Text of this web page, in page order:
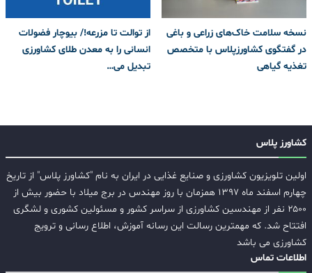
نسخه سلامت خاک‌های زراعی و باغی
در گفتگوی کشاورزپلاس با متخصص
تغذیه گیاهی
از توالت تا مزرعه!/ بیوچار فضولات
انسانی را به معدن طلای کشاورزی
تبدیل می‌…
کشاورز پلاس
اولین تلویزیون کشاورزی و صنایع غذایی در ایران به نام "کشاورز پلاس" از تاریخ
چهارم اسفند ماه ۱۳۹۷ همزمان با روز مهندس در برج میلاد با حضور بیش از
۲۵۰۰ نفر از مهندسین کشاورزی از سراسر کشور و مسئولین کشوری و لشگری
افتتاح شد. که مهمترین رسالت این رسانه آموزش، اطلاع رسانی و ترویج
کشاورزی می باشد
اطلاعات تماس